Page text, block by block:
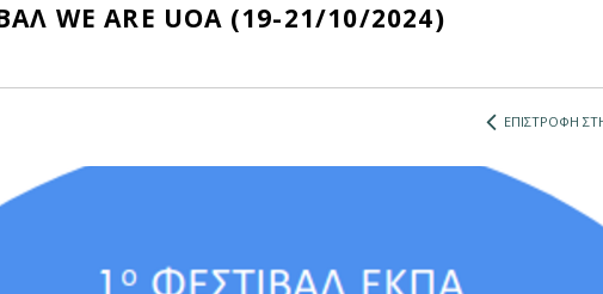
WE ARE UOA (19-21/10/2024)
ΕΠΙΣΤΡΟΦΗ